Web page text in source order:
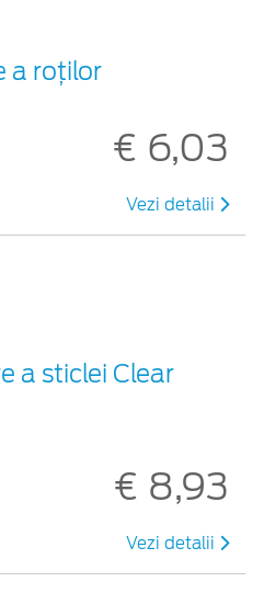
a roților
€ 6,03
Vezi detalii
a sticlei Clear
€ 8,93
Vezi detalii